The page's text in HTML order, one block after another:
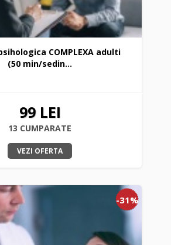
COMPLEXA adulti
(50 min/sedin...
99 LEI
13 CUMPARATE
VEZI OFERTA
-31%